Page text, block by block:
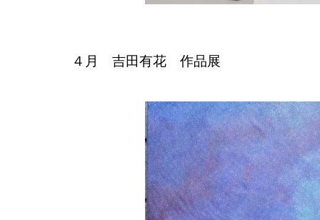
４月 吉田有花 作品展